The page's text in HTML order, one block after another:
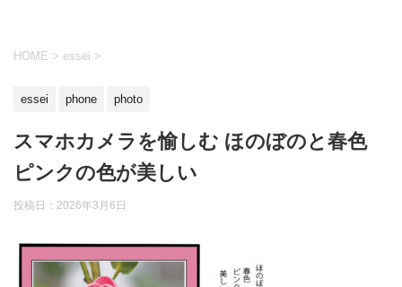
HOME > essei >
essei phone photo
スマホカメラを愉しむ ほのぼのと春色
ピンクの色が美しい
投稿日： 2026年3月6日